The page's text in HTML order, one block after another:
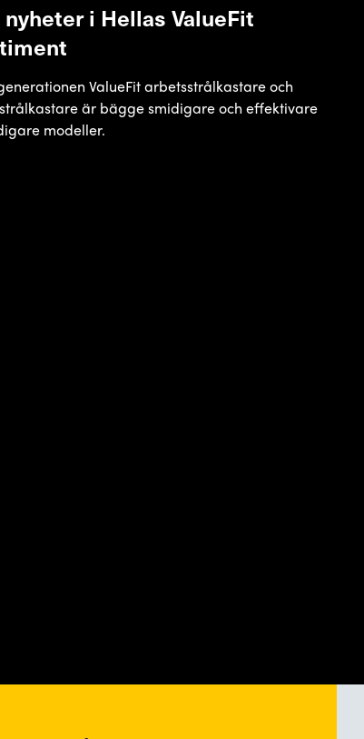
nyheter i Hellas ValueFit
ValueFit arbetsstrålkastare och
är bägge smidigare och effektivare
modeller.